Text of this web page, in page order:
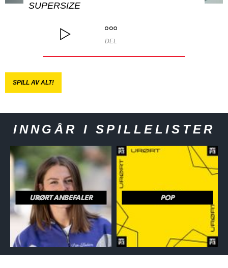
SUPERSIZE
DEL
SPILL AV ALT!
INNGÅR I SPILLELISTER
URØRT ANBEFALER POP